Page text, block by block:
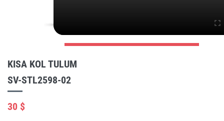
KISA KOL TULUM
SV-STL2598-02
30 $